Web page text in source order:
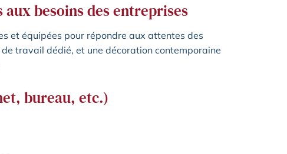
aux besoins des entreprises
et équipées pour répondre aux attentes des
travail dédié, et une décoration contemporaine
bureau, etc.)